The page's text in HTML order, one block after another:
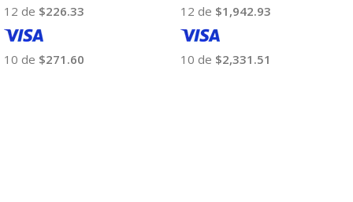
12 de $226.33
10 de $271.60
12 de $1,942.93
10 de $2,331.51